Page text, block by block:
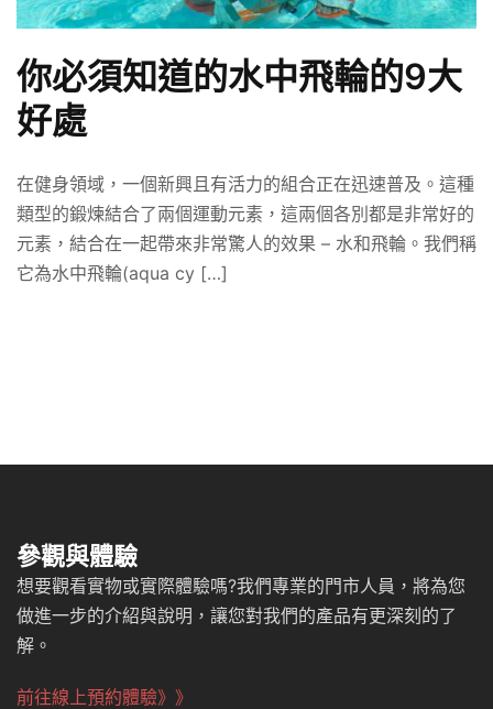
你必須知道的水中飛輪的9大
好處
在健身領域，一個新興且有活力的組合正在迅速普及。這種
類型的鍛煉結合了兩個運動元素，這兩個各別都是非常好的
元素，結合在一起帶來非常驚人的效果 – 水和飛輪。我們稱
它為水中飛輪(aqua cy […]
參觀與體驗
想要觀看實物或實際體驗嗎?我們專業的門市人員，將為您
做進一步的介紹與說明，讓您對我們的產品有更深刻的了
解。
前往線上預約體驗》》